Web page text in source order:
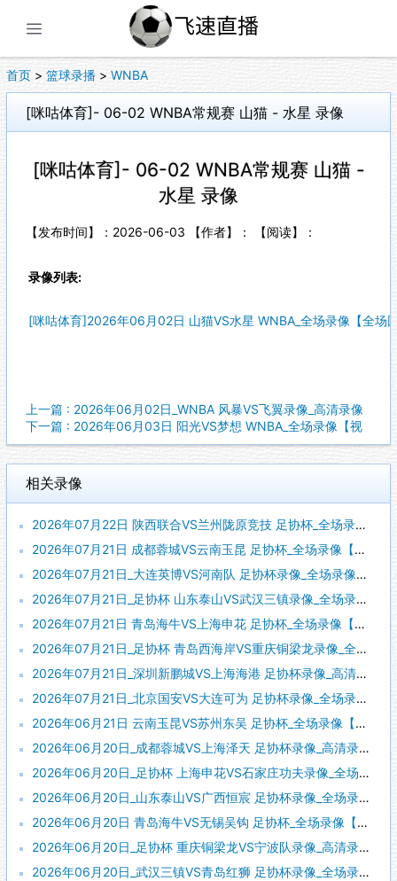
首页 > 篮球录播 > WNBA
[咪咕体育]- 06-02 WNBA常规赛 山猫 - 水星 录像
[咪咕体育]- 06-02 WNBA常规赛 山猫 -
水星 录像
【发布时间】：2026-06-03 【作者】： 【阅读】：
录像列表:
[咪咕体育]2026年06月02日 山猫VS水星 WNBA_全场录像【全场
上一篇 : 2026年06月02日_WNBA 风暴VS飞翼录像_高清录像
下一篇 : 2026年06月03日 阳光VS梦想 WNBA_全场录像【视
相关录像
2026年07月22日 陕西联合VS兰州陇原竞技 足协杯_全场录像【全场回放】
2026年07月21日 成都蓉城VS云南玉昆 足协杯_全场录像【全场回放】
2026年07月21日_大连英博VS河南队 足协杯录像_全场录像【全场回放】
2026年07月21日_足协杯 山东泰山VS武汉三镇录像_全场录像【全场回放】
2026年07月21日 青岛海牛VS上海申花 足协杯_全场录像【视频集锦】
2026年07月21日_足协杯 青岛西海岸VS重庆铜梁龙录像_全场录像【高清回放】
2026年07月21日_深圳新鹏城VS上海海港 足协杯录像_高清录像【全场回放】
2026年07月21日_北京国安VS大连可为 足协杯录像_全场录像【视频集锦】
2026年06月21日 云南玉昆VS苏州东吴 足协杯_全场录像【全场回放】
2026年06月20日_成都蓉城VS上海泽天 足协杯录像_高清录像【全场回放】
2026年06月20日_足协杯 上海申花VS石家庄功夫录像_全场录像【高清回放】
2026年06月20日_山东泰山VS广西恒宸 足协杯录像_全场录像【高清回放】
2026年06月20日 青岛海牛VS无锡吴钩 足协杯_全场录像【全场回放】
2026年06月20日_足协杯 重庆铜梁龙VS宁波队录像_高清录像【全场回放】
2026年06月20日_武汉三镇VS青岛红狮 足协杯录像_全场录像【高清回放】